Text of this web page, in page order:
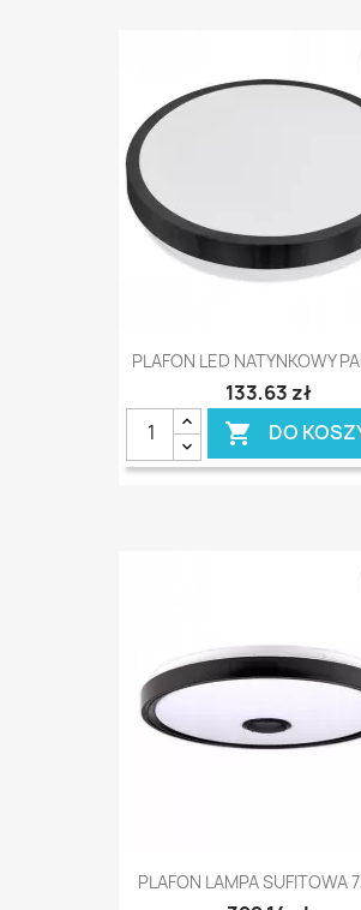
PLAFON LED NATYNKOWY
133,63 zł
 DO
PLAFON LAMPA SUFITOWA